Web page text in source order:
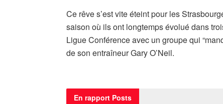
Ce rêve s’est vite éteint pour les
saison où ils ont longtemps évolué dans
Ligue Conférence avec un groupe qui
de son entraîneur Gary O’Neil.
En rapport Posts